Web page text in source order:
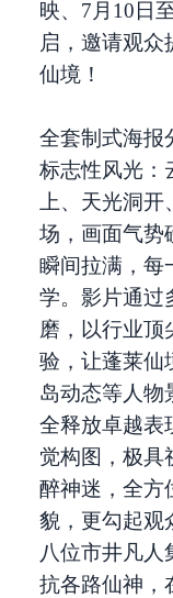
映、7月10日
启，邀请观
仙境！
全套制式海报
标志性风光：
上、天光洞
场，画面气势
瞬间拉满，每
学。影片通过
磨，以行业顶
验，让蓬莱仙
岛动态等人物
全释放卓越表
觉构图，极具
醉神迷，全方
貌，更勾起观
八位市井凡
抗各路仙神，